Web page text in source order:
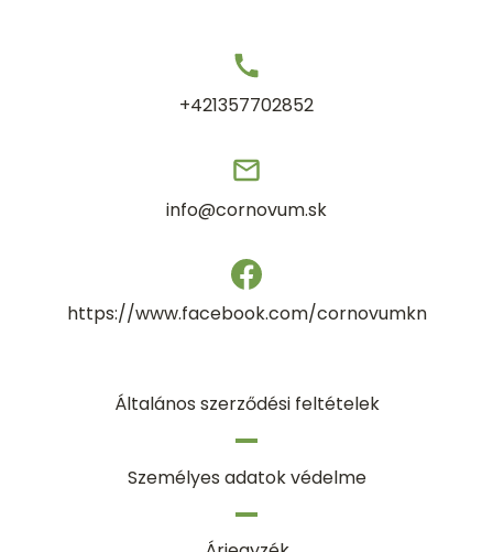
+421357702852
info@cornovum.sk
https://www.facebook.com/cornovumkn
Általános szerződési feltételek
Személyes adatok védelme